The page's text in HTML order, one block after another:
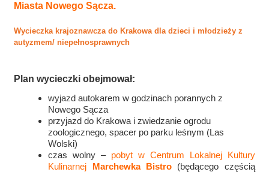
Miasta Nowego Sącza.
Wycieczka krajoznawcza do Krakowa dla dzieci i młodzieży z
autyzmem/ niepełnosprawnych
Plan wycieczki obejmował:
wyjazd autokarem w godzinach porannych z
Nowego Sącza
przyjazd do Krakowa i zwiedzanie ogrodu
zoologicznego, spacer po parku leśnym (Las
Wolski)
czas wolny – pobyt w Centrum Lokalnej Kultury
Kulinarnej Marchewka Bistro (będącego częścią